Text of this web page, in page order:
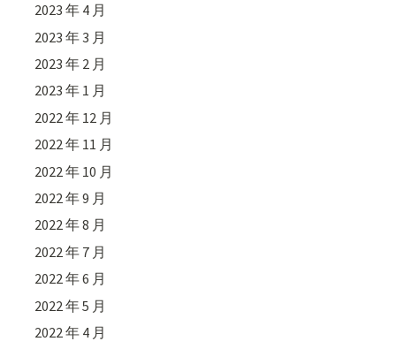
2023 年 4 月
2023 年 3 月
2023 年 2 月
2023 年 1 月
2022 年 12 月
2022 年 11 月
2022 年 10 月
2022 年 9 月
2022 年 8 月
2022 年 7 月
2022 年 6 月
2022 年 5 月
2022 年 4 月